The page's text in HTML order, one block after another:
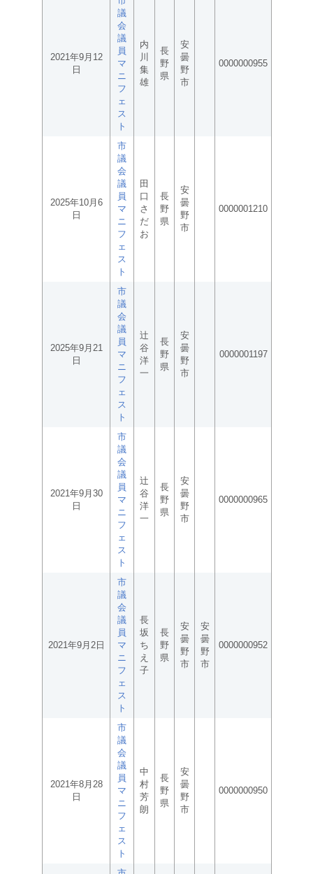
2021年9月12
日
議
会
議
員
マ
ニ
フ
ェ
ス
ト
内
川
集
雄
長
野
県
安
曇
野
市
0000000955
2025年10月6
日
市
議
会
議
員
マ
ニ
フ
ェ
ス
ト
田
口
さ
だ
お
長
野
県
安
曇
野
市
0000001210
2025年9月21
日
市
議
会
議
員
マ
ニ
フ
ェ
ス
ト
辻
谷
洋
一
長
野
県
安
曇
野
市
0000001197
2021年9月30
日
市
議
会
議
員
マ
ニ
フ
ェ
ス
ト
辻
谷
洋
一
長
野
県
安
曇
野
市
0000000965
2021年9月2日
市
議
会
議
員
マ
ニ
フ
ェ
ス
ト
長
坂
ち
え
子
長
野
県
安
曇
野
市
安
曇
野
市
0000000952
2021年8月28
日
市
議
会
議
員
マ
ニ
フ
ェ
ス
ト
中
村
芳
朗
長
野
県
安
曇
野
市
0000000950